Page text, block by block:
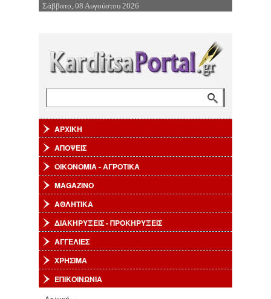
Επιστροφή στην Πλοήγηση
Σάββατο, 08 Αυγούστου 2026
ΑΡΧΙΚΗ
ΑΠΟΨΕΙΣ
ΟΙΚΟΝΟΜΙΑ - ΑΓΡΟΤΙΚΑ
MAGAZINO
ΑΘΛΗΤΙΚΑ
ΔΙΑΚΗΡΥΞΕΙΣ - ΠΡΟΚΗΡΥΞΕΙΣ
ΑΓΓΕΛΙΕΣ
ΧΡΗΣΙΜΑ
ΕΠΙΚΟΙΝΩΝΙΑ